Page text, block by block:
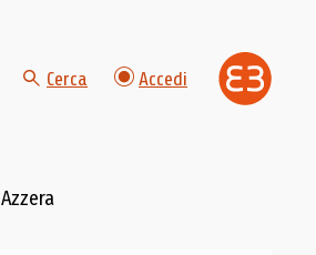
Cerca Accedi
Azzera